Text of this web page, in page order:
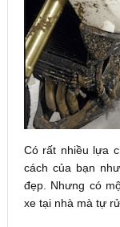
Có rất nhiều lựa
cách của bạn
đẹp. Nhưng có
xe tại nhà mà tự